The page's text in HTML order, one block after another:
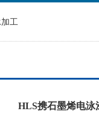
工
HLS携石墨烯电